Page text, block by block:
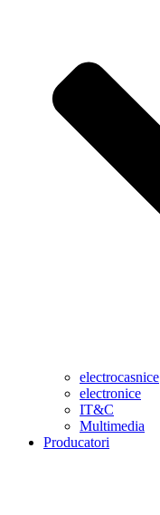
electrocasnice
electronice
IT&C
Multimedia
Producatori